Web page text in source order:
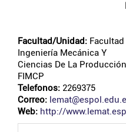
Facultad/Unidad: Facultad
Ingeniería Mecánica Y
Ciencias De La Producción
FIMCP
Telefonos: 2269375
Correo:
Web: http://